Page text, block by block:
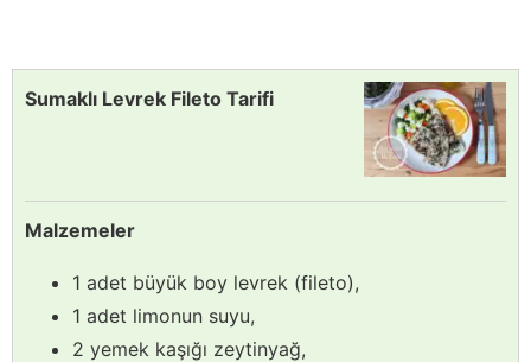
Sumaklı Levrek Fileto Tarifi
Malzemeler
1 adet büyük boy levrek (fileto),
1 adet limonun suyu,
2 yemek kaşığı zeytinyağ,